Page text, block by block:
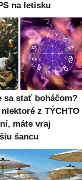
na letisku
sa stať boháčom?
z TÝCHTO
máte vraj
šancu